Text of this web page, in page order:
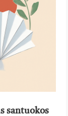
santuokos